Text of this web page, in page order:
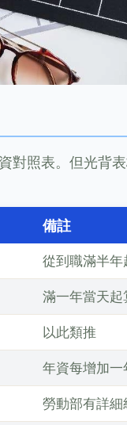
照表。但光背
備註
從到職滿半年
滿一年當天起
以此類推
年資每增加
勞動部有詳細